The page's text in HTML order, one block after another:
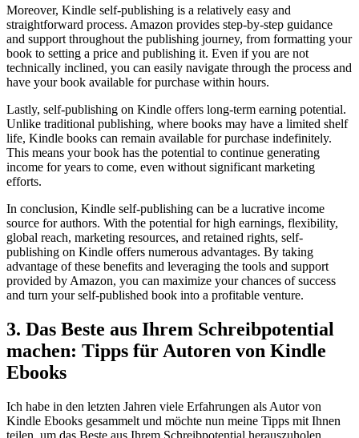
Moreover, Kindle self-publishing⁤ is a relatively⁤ easy and
straightforward process. Amazon provides step-by-step​ guidance
and support throughout⁢ the publishing journey,⁣ from formatting your
book to setting a price and publishing it. Even if you are‍ not‍
technically inclined, you can easily navigate through the process and
​have your book​ available for purchase within hours.
Lastly, self-publishing on Kindle offers long-term earning potential.‍
Unlike traditional ‌publishing, where books may have a​ limited shelf
life, Kindle books can remain available for⁣ purchase ⁢indefinitely.
This means your book has the ⁤potential​ to continue generating
income for years to come, even without significant marketing
efforts.
In conclusion, Kindle self-publishing ‌can be a ‌lucrative income
source for authors. With ‌the⁤ potential for high earnings, ​flexibility,
global reach,⁤ marketing resources, and retained rights, self-
publishing ​on Kindle offers numerous‌ advantages. By taking
advantage of these benefits and leveraging⁣ the tools and​ support
provided by Amazon, you can maximize your chances of success
and turn‌ your self-published book into a profitable venture.
3. Das Beste aus Ihrem Schreibpotential
machen: Tipps⁢ für ‍Autoren⁤ von Kindle
⁣Ebooks
Ich habe in den letzten Jahren viele Erfahrungen ⁢als Autor von
Kindle ⁣Ebooks gesammelt und⁣ möchte nun‍ meine Tipps mit Ihnen
teilen, um das Beste aus Ihrem Schreibpotential herauszuholen.